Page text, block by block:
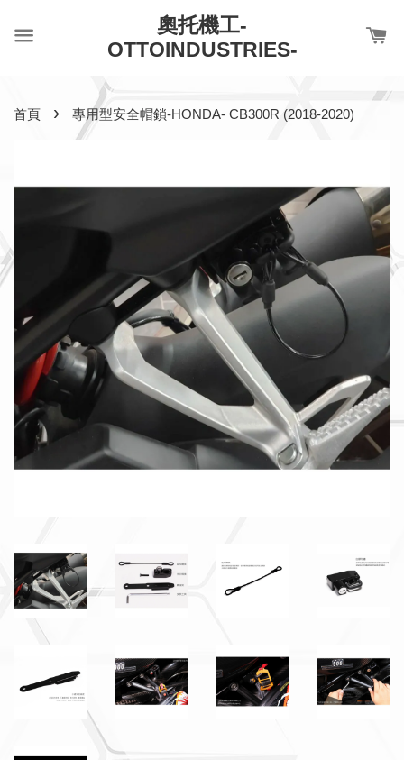
奧托機工-
OTTOINDUSTRIES-
首頁 › 專用型安全帽鎖-HONDA- CB300R (2018-2020)